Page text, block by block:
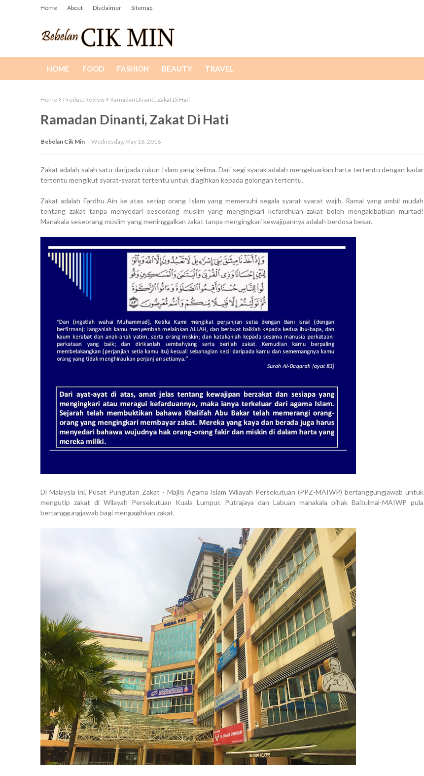
Home About Disclaimer Sitemap
HOME FOOD FASHION BEAUTY TRAVEL
Home Product Review Ramadan Dinanti, Zakat Di Hati
Ramadan Dinanti, Zakat Di Hati
Bebelan Cik Min Wednesday, May 16, 2018
Zakat adalah salah satu daripada rukun Islam yang kelima. Dari segi syarak adalah mengeluarkan harta tertentu dengan kadar
tertentu mengikut syarat-syarat tertentu untuk diagihkan kepada golongan tertentu.
Zakat adalah Fardhu Ain ke atas setiap orang Islam yang memenuhi segala syarat-syarat wajib. Ramai yang ambil mudah
tentang zakat tanpa menyedari seseorang muslim yang mengingkari kefardhuan zakat boleh mengakibatkan murtad!
Manakala seseorang muslim yang meninggalkan zakat tanpa mengingkari kewajipannya adalah berdosa besar.
Di Malaysia ini, Pusat Pungutan Zakat - Majlis Agama Islam Wilayah Persekutuan (PPZ-MAIWP) bertanggungjawab untuk
mengutip zakat di Wilayah Persekutuan Kuala Lumpur, Putrajaya dan Labuan manakala pihak Baitulmal-MAIWP pula
bertanggungjawab bagi mengagihkan zakat.